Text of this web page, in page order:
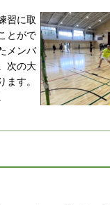
習に取
とがで
メンバ
次の大
す。